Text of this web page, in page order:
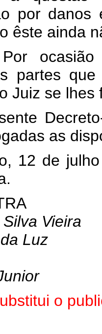
por
êste ainda
partes
Juiz se lhes
as
12 de
Vieira
Luz
o